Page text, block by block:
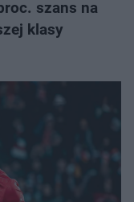
szans na
klasy